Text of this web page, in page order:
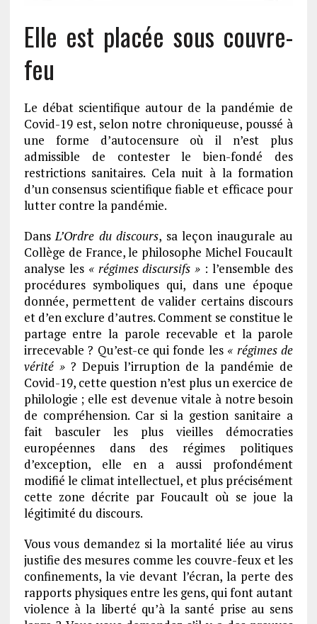
Elle est placée sous couvre-
feu
Le débat scientifique autour de la pandémie de
Covid-19 est, selon notre chroniqueuse, poussé à
une forme d’autocensure où il n’est plus
admissible de contester le bien-fondé des
restrictions sanitaires. Cela nuit à la formation
d’un consensus scientifique fiable et efficace pour
lutter contre la pandémie.
DansL’Ordre du discours, sa leçon inaugurale au
Collège de France, le philosophe Michel Foucault
analyse les « régimes discursifs » : l’ensemble des
procédures symboliques qui, dans une époque
donnée, permettent de valider certains discours
et d’en exclure d’autres. Comment se constitue le
partage entre la parole recevable et la parole
irrecevable ? Qu’est-ce qui fonde les « régimes de
vérité » ? Depuis l’irruption de la pandémie de
Covid-19, cette question n’est plus un exercice de
philologie ; elle est devenue vitale à notre besoin
de compréhension. Car si la gestion sanitaire a
fait basculer les plus vieilles démocraties
européennes dans des régimes politiques
d’exception, elle en a aussi profondément
modifié le climat intellectuel, et plus précisément
cette zone décrite par Foucault où se joue la
légitimité du discours.
Vous vous demandez si la mortalité liée au virus
justifie des mesures comme les couvre-feux et les
confinements, la vie devant l’écran, la perte des
rapports physiques entre les gens, qui font autant
violence à la liberté qu’à la santé prise au sens